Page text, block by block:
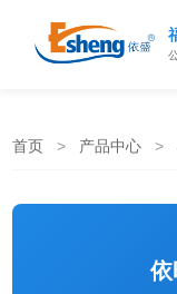
首页 > 产品中心 >
依